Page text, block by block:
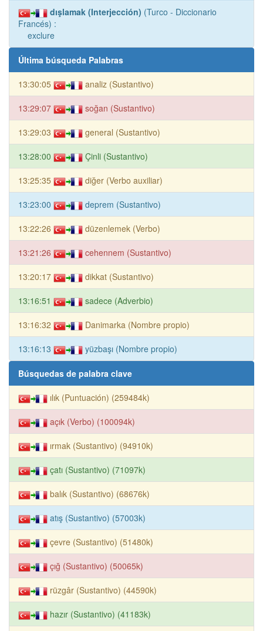
dışlamak (Interjección) (Turco - Diccionario
Francés) :
exclure
Última búsqueda Palabras
13:30:05 analiz (Sustantivo)
13:29:07 soğan (Sustantivo)
13:29:03 general (Sustantivo)
13:28:00 Çinli (Sustantivo)
13:25:35 diğer (Verbo auxiliar)
13:23:00 deprem (Sustantivo)
13:22:26 düzenlemek (Verbo)
13:21:26 cehennem (Sustantivo)
13:20:17 dikkat (Sustantivo)
13:16:51 sadece (Adverbio)
13:16:32 Danimarka (Nombre propio)
13:16:13 yüzbaşı (Nombre propio)
Búsquedas de palabra clave
ılık (Puntuación) (259484k)
açık (Verbo) (100094k)
ırmak (Sustantivo) (94910k)
çatı (Sustantivo) (71097k)
balık (Sustantivo) (68676k)
atış (Sustantivo) (57003k)
çevre (Sustantivo) (51480k)
çığ (Sustantivo) (50065k)
rüzgâr (Sustantivo) (44590k)
hazır (Sustantivo) (41183k)